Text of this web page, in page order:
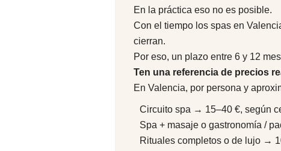
En la práctica eso no es posible.
Con el tiempo los spas en
cierran.
Por eso, un plazo entre 6 y 12
Ten una referencia de precios
En Valencia, por persona y
Circuito spa → 15–40 €, según
Spa + masaje o gastronomía /
Rituales completos o de lujo →